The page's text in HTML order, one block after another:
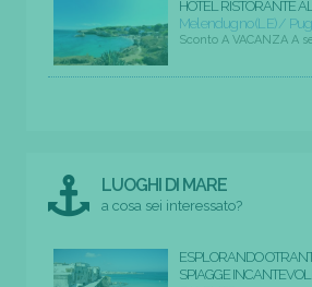
HOTEL RISTORANTE
Melendugno (LE) /
Sconto A VACANZA A
LUOGHI DI MARE
a cosa sei interessato?
ESPLORANDO
SPIAGGE